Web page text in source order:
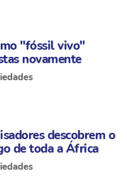
"fóssil vivo"
novamente
descobrem o
de toda a África